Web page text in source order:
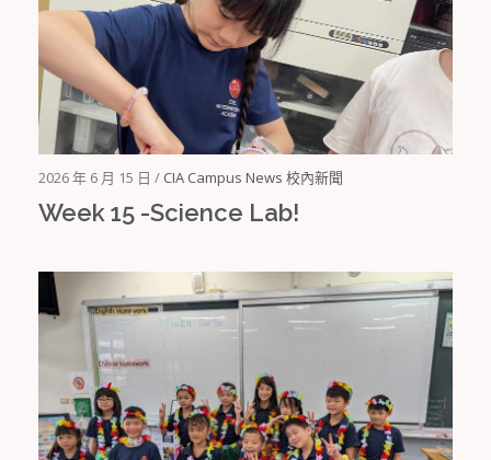
2026 年 6 月 15 日 / CIA Campus News 校內新聞
Week 15 -Science Lab!